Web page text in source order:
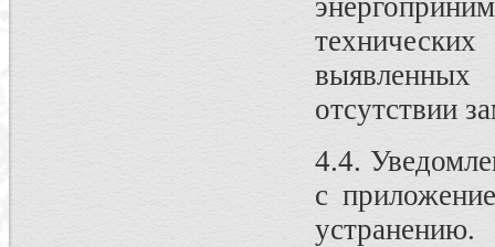
отсутствии
4.4.
с
устранению.